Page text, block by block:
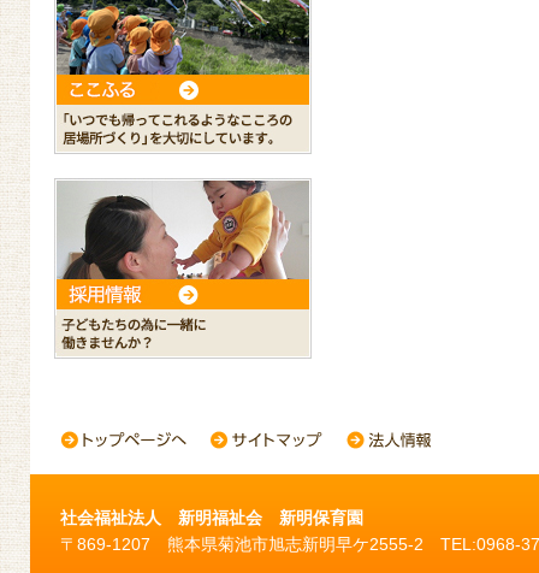
社会福祉法人 新明福祉会 新明保育園
〒869-1207 熊本県菊池市旭志新明早ケ2555-2 TEL:0968-